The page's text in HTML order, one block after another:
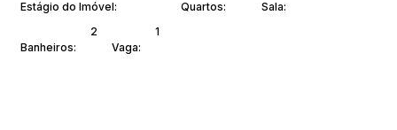
Estágio do Imóvel:
Quartos:
Sala:
Banheiros:
2
Vaga:
1